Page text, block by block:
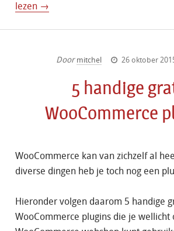
lezen →
Door mitchel 26 oktober
5 handige
WooCommerce
WooCommerce kan van zichzelf al
diverse dingen heb je toch nog een
Hieronder volgen daarom 5 handige
WooCommerce plugins die je wellicht